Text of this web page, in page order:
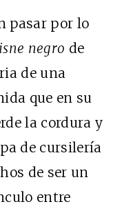
pasar por lo
negro de
de una
que en su
la cordura y
de cursilería
de ser un
entre